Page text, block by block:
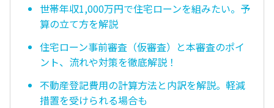
世帯年収1,000万円で住宅ローンを組みたい。予
算の立て方を解説
住宅ローン事前審査（仮審査）と本審査のポイ
ント、流れや対策を徹底解説！
不動産登記費用の計算方法と内訳を解説。軽減
措置を受けられる場合も